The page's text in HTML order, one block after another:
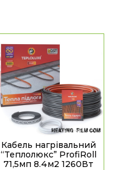
Кабель нагрівальний
“Теплолюкс” ProfiRoll
71,5мп 8.4м2 1260Вт